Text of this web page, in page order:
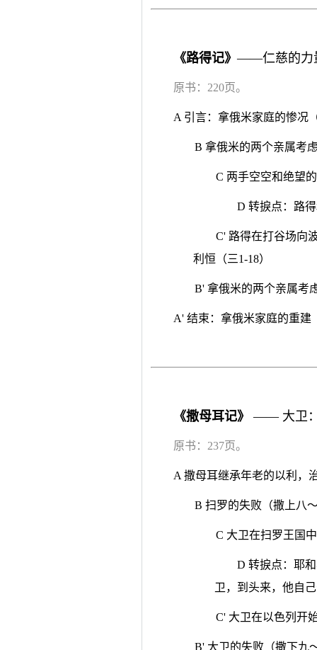
《路得记》——仁慈的力
原书：220页。
A 引言：拿俄米家庭的惨况
B 拿俄米的两个亲属考
C 两手空空和绝望
D 转捩点：路
C' 路得在打谷场向
利恒（三1-18）
B' 拿俄米的两个亲属考
A' 结束：拿俄米家庭的重建
《撒母耳记》 —— 大卫：
原书：237页。
A 撒母耳继承年老的以利，
B 扫罗的失败（撒上八
C 大卫在扫罗王国
D 转捩点：耶
卫，到头来，他自
C' 大卫在以色列开
B' 大卫的失败（撒下九